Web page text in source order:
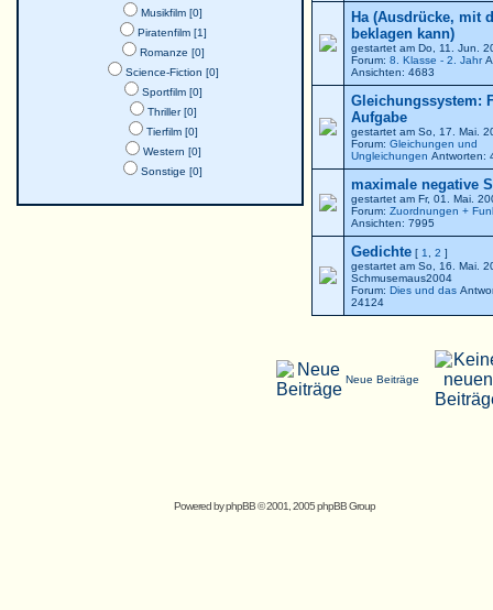
Musikfilm [0]
Piratenfilm [1]
Romanze [0]
Science-Fiction [0]
Sportfilm [0]
Thriller [0]
Tierfilm [0]
Western [0]
Sonstige [0]
Ha (Ausdrücke, mit
beklagen kann)
gestartet am Do, 11. Jun.
Forum: 8. Klasse - 2. Jahr
Ansichten: 4683
Gleichungssystem:
Aufgabe
gestartet am So, 17. Mai.
Forum: Gleichungen und
Ungleichungen Antworten:
maximale negative
gestartet am Fr, 01. Mai.
Forum: Zuordnungen +
Ansichten: 7995
Gedichte [ 1 2 ]
gestartet am So, 16. Mai.
Schmusemaus2004
Forum: Dies und das
24124
Neue Beiträge
Powered byphpBB© 2001, 2005 phpBB Group